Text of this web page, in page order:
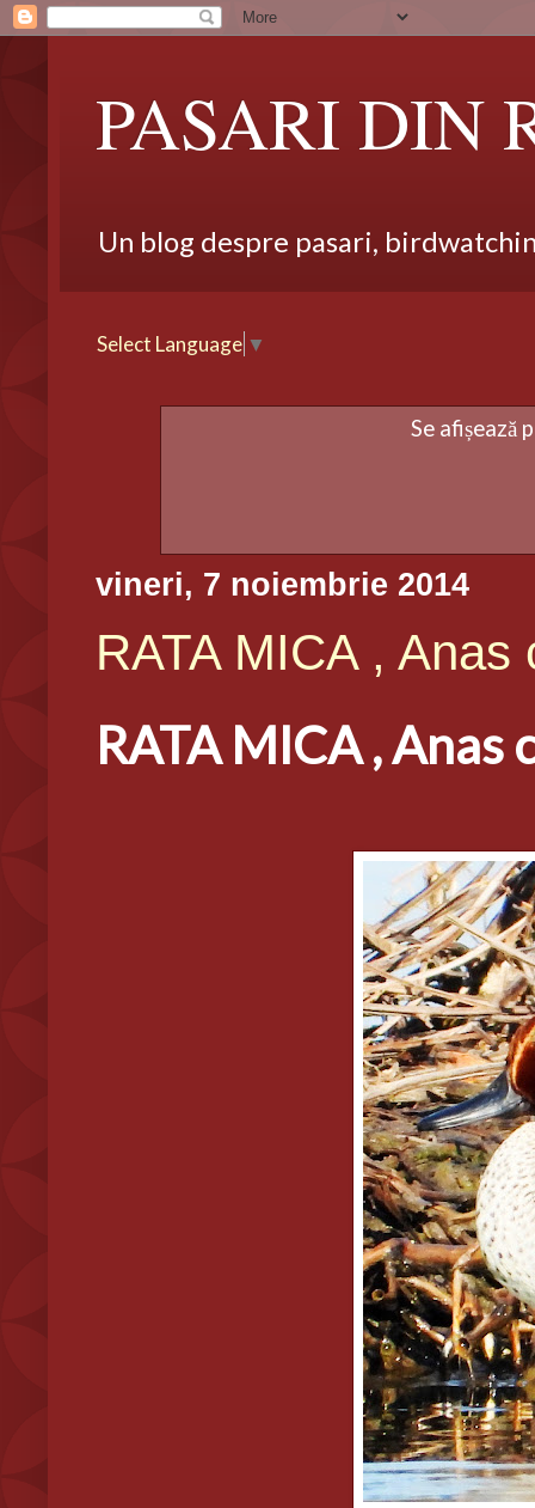
PASARI DIN
Un blog despre pasari,
Select Language ▼
Se afișează
vineri, 7 noiembrie 2014
RATA MICA , Anas
RATA MICA , Anas